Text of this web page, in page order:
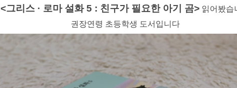
<그리스 · 로마 설화 5 : 친구가 필요한 아기 곰> 읽어봤습
권장연령 초등학생 도서입니다